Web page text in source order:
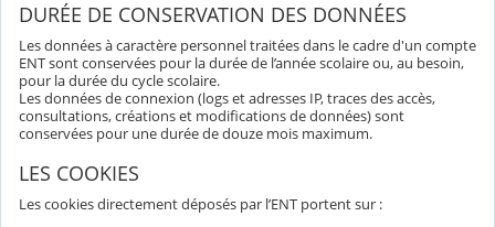
DURÉE DE CONSERVATION DES DONNÉES
Les données à caractère personnel traitées dans le cadre d'un compte
ENT sont conservées pour la durée de l’année scolaire ou, au besoin,
pour la durée du cycle scolaire.
Les données de connexion (logs et adresses IP, traces des accès,
consultations, créations et modifications de données) sont
conservées pour une durée de douze mois maximum.
LES COOKIES
Les cookies directement déposés par l’ENT portent sur :